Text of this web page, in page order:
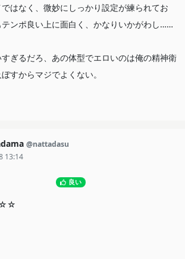
ではなく、微妙にしっかり設定が練られてお
テンポ良い上に面白く、かなりいかがわし……
すぎるだろ、あの体型でエロいのは俺の精神衛
すからマジでよくない。
@nattadasu
13:14
良い